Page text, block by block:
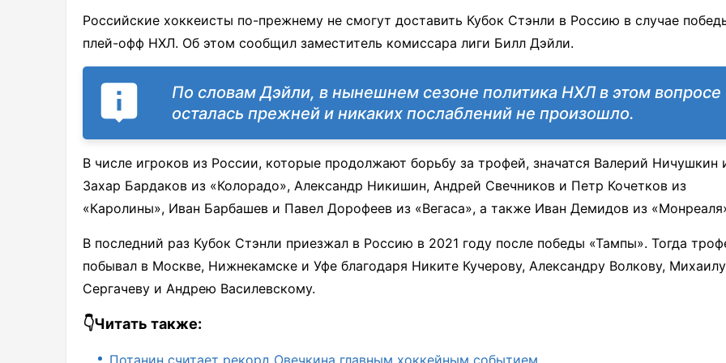
Российские хоккеисты по-прежнему не смогут доставить Кубок Стэнли в Россию в случае
плей-офф НХЛ. Об этом сообщил заместитель комиссара лиги Билл Дэйли.
По словам Дэйли, в нынешнем сезоне политика НХЛ в этом вопросе
осталась прежней и никаких послаблений не произошло.
В числе игроков из России, которые продолжают борьбу за трофей, значатся Валерий Ничушкин
Захар Бардаков из «Колорадо», Александр Никишин, Андрей Свечников и Петр Кочетков из
«Каролины», Иван Барбашев и Павел Дорофеев из «Вегаса», а также Иван Демидов из
В последний раз Кубок Стэнли приезжал в Россию в 2021 году после победы «Тампы». Тогда
побывал в Москве, Нижнекамске и Уфе благодаря Никите Кучерову, Александру Волкову, Михаилу
Сергачеву и Андрею Василевскому.
👇Читать также: